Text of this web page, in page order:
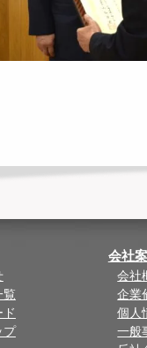
覧
ド
プ
会社
会社
企業
個人
一般